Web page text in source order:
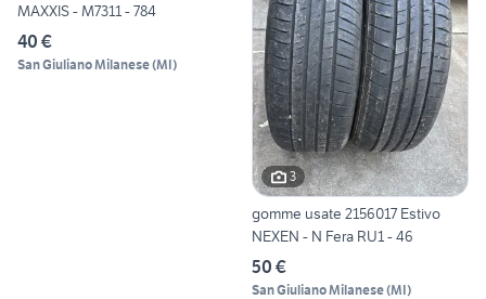
MAXXIS - M7311 - 784
40 €
San Giuliano Milanese(MI)
3
gomme usate 2156017 Estivo
NEXEN - N Fera RU1 - 46
50 €
San Giuliano Milanese(MI)